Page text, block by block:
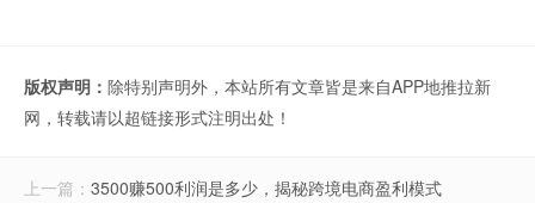
版权声明： 除特别声明外，本站所有文章皆是来自APP地推拉新
网，转载请以超链接形式注明出处！
上一篇： 3500赚500利润是多少，揭秘跨境电商盈利模式